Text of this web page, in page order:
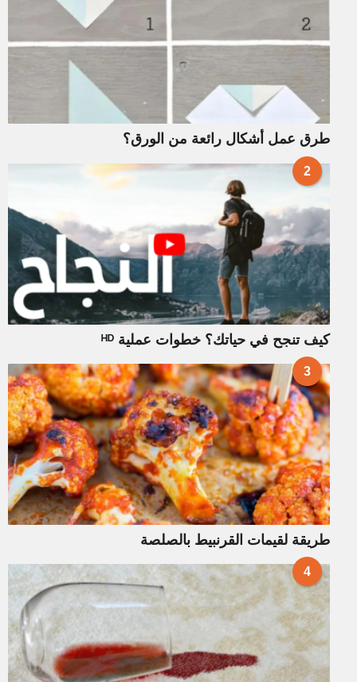
طرق عمل أشكال رائعة من الورق؟
2
كيف تنجح في حياتك؟ خطوات عملية ᴴᴰ
3
طريقة لقيمات القرنبيط بالصلصة
4